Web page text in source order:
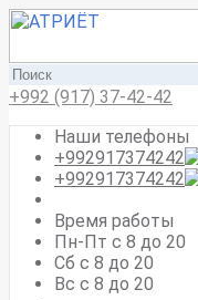
+992 (917) 37-42-42
Наши телефоны
+992917374242
+992917374242
Время работы
Пн-Пт с 8 до 20
Сб с 8 до 20
Вс c 8 до 20